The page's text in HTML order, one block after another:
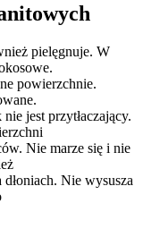
pielęgnuje. W
powierzchnie.
jest przytłaczający.
Nie marze się i nie
Nie wysusza